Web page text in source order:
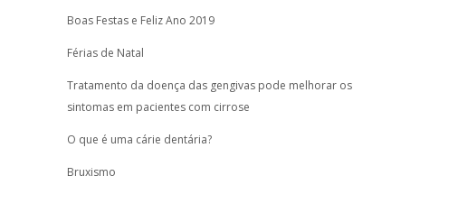
Boas Festas e Feliz Ano 2019
Férias de Natal
Tratamento da doença das gengivas pode melhorar os
sintomas em pacientes com cirrose
O que é uma cárie dentária?
Bruxismo